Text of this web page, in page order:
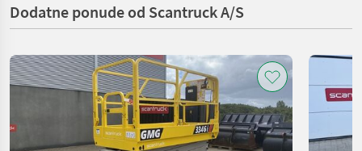
Dodatne ponude od Scantruck A/S